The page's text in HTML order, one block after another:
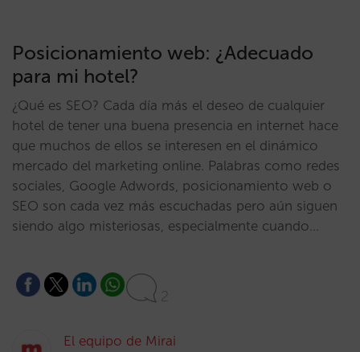
Posicionamiento web: ¿Adecuado
para mi hotel?
¿Qué es SEO? Cada día más el deseo de cualquier
hotel de tener una buena presencia en internet hace
que muchos de ellos se interesen en el dinámico
mercado del marketing online. Palabras como redes
sociales, Google Adwords, posicionamiento web o
SEO son cada vez más escuchadas pero aún siguen
siendo algo misteriosas, especialmente cuando…
2
El equipo de Mirai